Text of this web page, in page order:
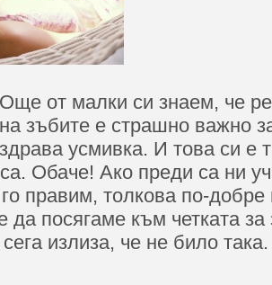
Още от малки си знаем, че
на зъбите е страшно важно
здрава усмивка. И това си е
Обаче! Ако преди са ни
правим, толкова по-
да посягаме към четката
излиза, че не било така.